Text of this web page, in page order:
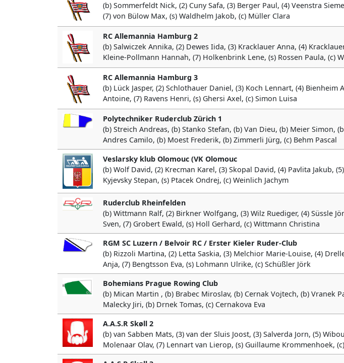
(b) Sommerfeldt Nick, (2) Cuny Safa, (3) Berger Paul, (4) Veenstra
(7) von Bülow Max, (s) Waldhelm Jakob, (c) Müller Clara
RC Allemannia Hamburg 2
(b) Salwiczek Annika, (2) Dewes Iida, (3) Kracklauer Anna, (4)
Kleine-Pollmann Hannah, (7) Holkenbrink Lene, (s) Rossen Paula, (c)
RC Allemannia Hamburg 3
(b) Lück Jasper, (2) Schlothauer Daniel, (3) Koch Lennart, (4) Bienheim
Antoine, (7) Ravens Henri, (s) Ghersi Axel, (c) Simon Luisa
Polytechniker Ruderclub Zürich 1
(b) Streich Andreas, (b) Stanko Stefan, (b) Van Dieu, (b) Meier Simon,
Andres Camilo, (b) Moest Frederik, (b) Zimmerli Jürg, (c) Behm Pascal
Veslarsky klub Olomouc (VK Olomouc
(b) Wolf David, (2) Krecman Karel, (3) Skopal David, (4) Pavlita Jakub,
Kyjevsky Stepan, (s) Ptacek Ondrej, (c) Weinlich Jachym
Ruderclub Rheinfelden
(b) Wittmann Ralf, (2) Birkner Wolfgang, (3) Wilz Ruediger, (4) Süssle
Sven, (7) Grobert Ewald, (s) Holl Gerhard, (c) Wittmann Christina
RGM SC Luzern / Belvoir RC / Erster Kieler Ruder-Club
(b) Rizzoli Martina, (2) Letta Saskia, (3) Melchior Marie-Louise, (4)
Anja, (7) Bengtsson Eva, (s) Lohmann Ulrike, (c) Schüßler Jörk
Bohemians Prague Rowing Club
(b) Mican Martin , (b) Brabec Miroslav, (b) Cernak Vojtech, (b) Vranek
Malecky Jiri, (b) Drnek Tomas, (c) Cernakova Eva
A.A.S.R Skøll 2
(b) van Sabben Mats, (3) van der Sluis Joost, (3) Salverda Jorn, (5)
Molenaar Olav, (7) Lennart van Lierop, (s) Guillaume Krommenhoek,